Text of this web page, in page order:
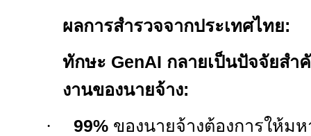
ผลการสำรวจจากประเทศไทย:
ทักษะ GenAI กลายเป็นปัจจัยสำ
งานของนายจ้าง:
·
99% ของนายจ้างต้องการให้ม